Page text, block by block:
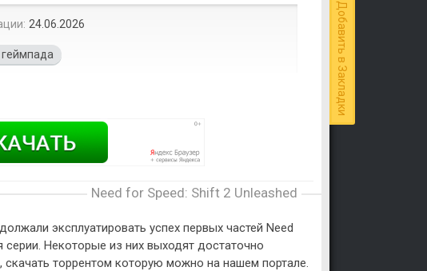
Добавить в Закладки
24.06.2026
Need for Speed: Shift 2 Unleashed
эксплуатировать успех первых частей Need
Некоторые из них выходят достаточно
торрентом которую можно на нашем портале.